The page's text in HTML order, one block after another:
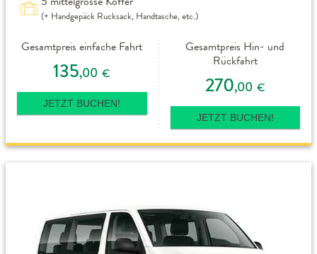
(+ Handgepäck Rucksack, Handtasche, etc.)
Gesamtpreis einfache Fahrt
135,00 €
JETZT BUCHEN!
Gesamtpreis Hin- und
Rückfahrt
270,00 €
JETZT BUCHEN!